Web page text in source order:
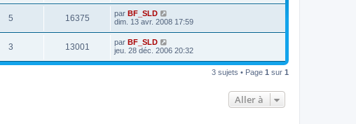
5 16375 par BF_SLD
dim. 13 avr. 2008 17:59
3 13001 par BF_SLD
jeu. 28 déc. 2006 20:32
3 sujets • Page 1 sur 1
Aller à